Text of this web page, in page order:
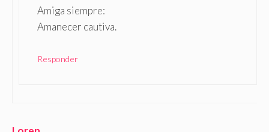
Amiga siempre:
Amanecer cautiva.
Responder